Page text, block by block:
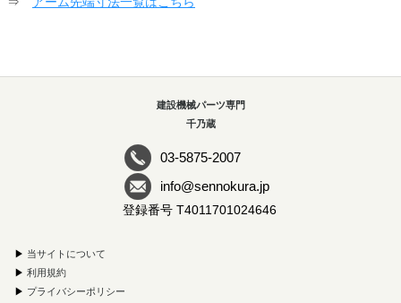
建設機械パーツ専門
千乃蔵
03-5875-2007
info@sennokura.jp
登録番号 T4011701024646
▶ 当サイトについて
▶ 利用規約
▶ プライバシーポリシー